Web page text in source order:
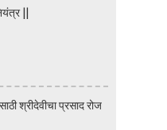
||
श्रीदेवीचा प्रसाद रोज